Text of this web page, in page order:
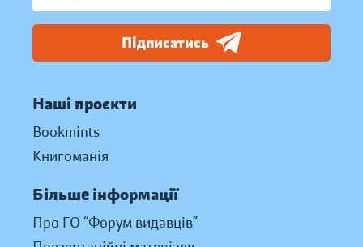
Підписатись
Наші проєкти
Bookmints
Книгоманія
Більше інформації
Про ГО “Форум видавців”